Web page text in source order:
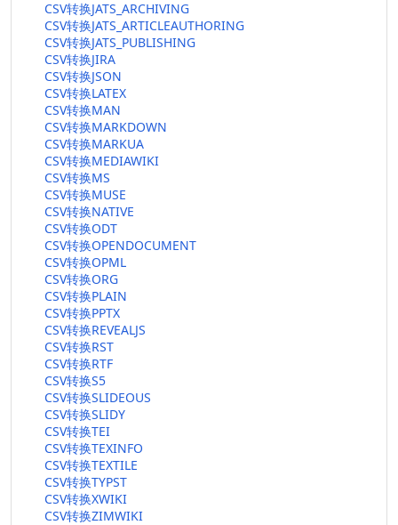
CSV转换JATS_ARCHIVING
CSV转换JATS_ARTICLEAUTHORING
CSV转换JATS_PUBLISHING
CSV转换JIRA
CSV转换JSON
CSV转换LATEX
CSV转换MAN
CSV转换MARKDOWN
CSV转换MARKUA
CSV转换MEDIAWIKI
CSV转换MS
CSV转换MUSE
CSV转换NATIVE
CSV转换ODT
CSV转换OPENDOCUMENT
CSV转换OPML
CSV转换ORG
CSV转换PLAIN
CSV转换PPTX
CSV转换REVEALJS
CSV转换RST
CSV转换RTF
CSV转换S5
CSV转换SLIDEOUS
CSV转换SLIDY
CSV转换TEI
CSV转换TEXINFO
CSV转换TEXTILE
CSV转换TYPST
CSV转换XWIKI
CSV转换ZIMWIKI